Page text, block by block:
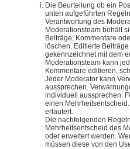
Die Beurteilung ob ein
unten aufgeführten
Verantwortung des
Moderationsteam behält
Beiträge, Kommentare
löschen. Editierte
gekennzeichnet mit dem
Moderationsteam kann
Kommentare editieren,
Jeder Moderator kann
aussprechen.
individuell aussprechen.
einen
erläutert.
Die nachfolgenden
Mehrheitsentscheid des
oder erweitert werden.
müssen diese von den